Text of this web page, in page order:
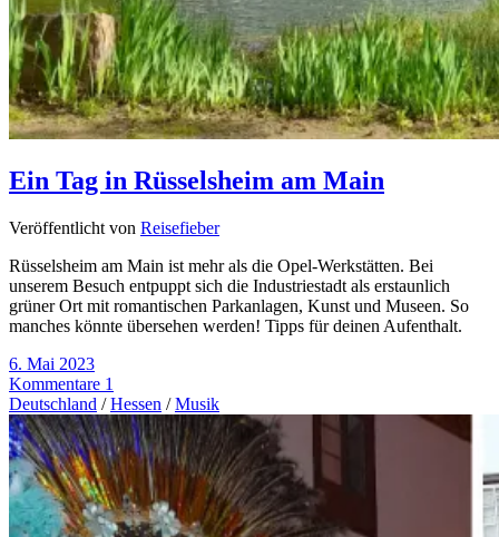
Ein Tag in Rüsselsheim am Main
Veröffentlicht von Reisefieber
Rüsselsheim am Main ist mehr als die Opel-Werkstätten. Bei
unserem Besuch entpuppt sich die Industriestadt als erstaunlich
grüner Ort mit romantischen Parkanlagen, Kunst und Museen. So
manches könnte übersehen werden! Tipps für deinen Aufenthalt.
6. Mai 2023
Kommentare 1
Deutschland /Hessen /Musik